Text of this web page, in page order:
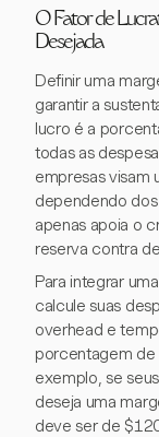
O Fator de
Desejada
Definir uma
garantir a
lucro é a
todas as
empresas visam
dependendo dos
apenas apoia o
reserva contra
Para integrar
calcule suas
overhead e
porcentagem de
exemplo, se
deseja uma
deve ser de